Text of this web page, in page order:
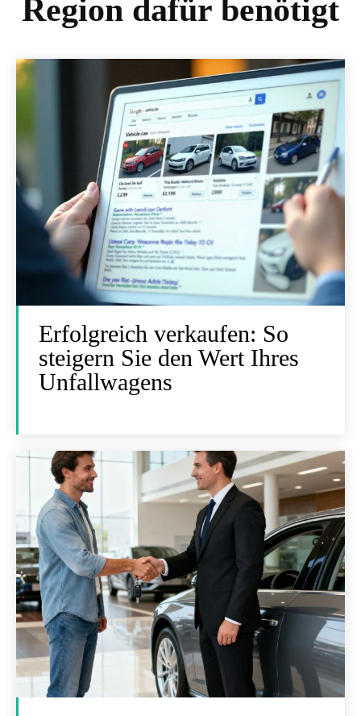
Region dafür benötigt
Erfolgreich verkaufen: So
steigern Sie den Wert Ihres
Unfallwagens